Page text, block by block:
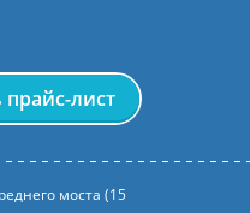
лист
моста (15